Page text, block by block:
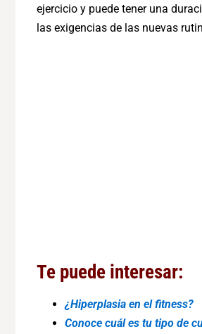
ejercicio y puede tener una
las exigencias de las nuevas
Te puede interesar:
¿Hiperplasia en el fitness?
Conoce cuál es tu tipo de